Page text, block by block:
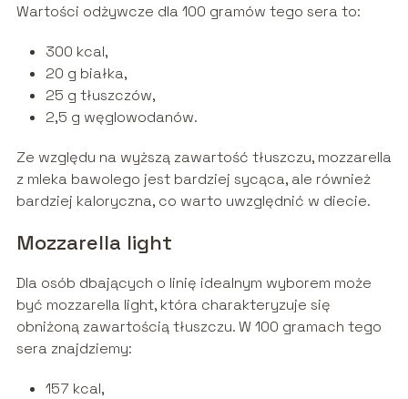
Wartości odżywcze dla 100 gramów tego sera to:
300 kcal,
20 g białka,
25 g tłuszczów,
2,5 g węglowodanów.
Ze względu na wyższą zawartość tłuszczu, mozzarella
z mleka bawolego jest bardziej sycąca, ale również
bardziej kaloryczna, co warto uwzględnić w diecie.
Mozzarella light
Dla osób dbających o linię idealnym wyborem może
być mozzarella light, która charakteryzuje się
obniżoną zawartością tłuszczu. W 100 gramach tego
sera znajdziemy:
157 kcal,